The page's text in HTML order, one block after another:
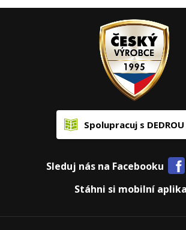
Spolupracuj s DEDROU
Sleduj nás na Facebooku
Stáhni si mobilní